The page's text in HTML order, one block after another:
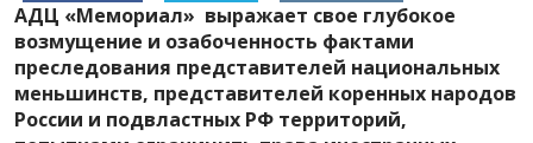
АДЦ «Мемориал» выражает свое глубокое
возмущение и озабоченность фактами
преследования представителей национальных
меньшинств, представителей коренных народов
России и подвластных РФ территорий,